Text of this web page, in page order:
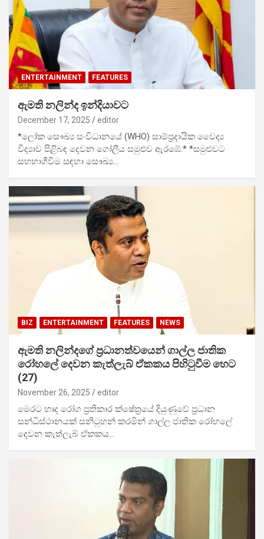
ENTERTAINMENT FEATURES
ඇමති නලින්ද ඉන්දියාවට
December 17, 2025 editor
*ලෝක සෞඛ්‍ය සංවිධානයේ (WHO) සාම්ප්‍රදායික වෛද්‍ය
විද්‍යාව පිළිබඳ දෙවන ගෝලීය සමුළුව ඇරඹේ.* *සමුළුවට
සහභාගීවීම සඳහා සෞඛ්‍ය…
BIZ ENTERTAINMENT FEATURES NEWS
ඇමති නලින්දගේ ප්‍රධානත්වයෙන් ගාල්ල ජාතික
රෝහලේ දෙවන කැත්ලැබ් ඒකකය පිහිටුවීම හෙට
(27)
November 26, 2025 editor
මෙරට හෘද රෝග ප්‍රතිකාර ක්ෂේත්‍රයේ දියුණුවේ ප්‍රධාන
සන්ධිස්ථානයක් සනිටුහන් කරමින් ගාල්ල ජාතික රෝහලේ
දෙවන කැත්ලැබ් ඒකකය…